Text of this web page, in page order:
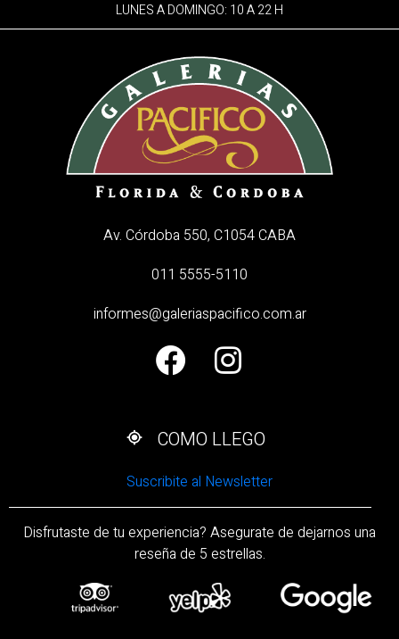
LUNES A DOMINGO: 10 A 22 H
Av. Córdoba 550, C1054 CABA
011 5555-5110
informes@galeriaspacifico.com.ar
COMO LLEGO
Suscribite al Newsletter
Disfrutaste de tu experiencia? Asegurate de dejarnos una
reseña de 5 estrellas.